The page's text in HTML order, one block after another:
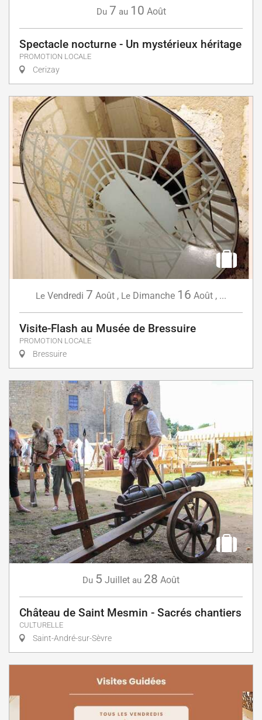
Du 7 au 10 Août
Spectacle nocturne - Un mystérieux héritage
PROMOTION LOCALE
Cerizay
Le Vendredi 7 Août , Le Dimanche 16 Août , ...
Visite-Flash au Musée de Bressuire
PROMOTION LOCALE
Bressuire
Du 5 Juillet au 28 Août
Château de Saint Mesmin - Sacrés chantiers
CULTURELLE
Saint-André-sur-Sèvre